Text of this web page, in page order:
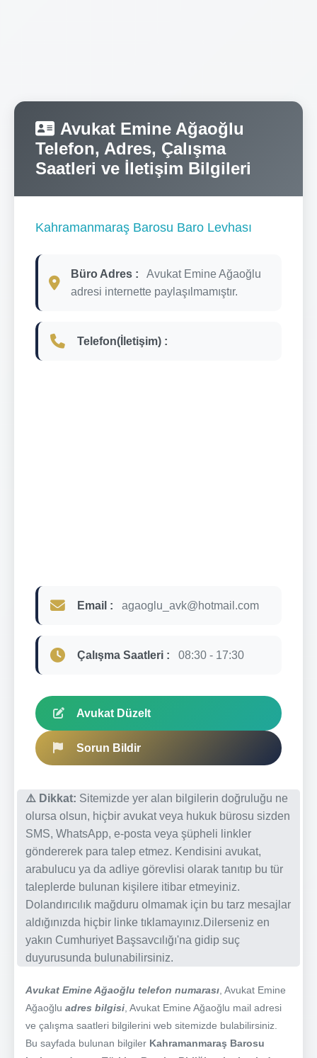
Avukat Emine Ağaoğlu
Telefon, Adres, Çalışma
Saatleri ve İletişim Bilgileri
Kahramanmaraş Barosu Baro Levhası
Büro Adres :
Avukat Emine Ağaoğlu
adresi internette paylaşılmamıştır.
Telefon(İletişim) :
Email : agaoglu_avk@hotmail.com
Çalışma Saatleri : 08:30 - 17:30
Avukat Düzelt
Sorun Bildir
⚠️ Dikkat: Sitemizde yer alan bilgilerin doğruluğu ne
olursa olsun, hiçbir avukat veya hukuk bürosu sizden
SMS, WhatsApp, e-posta veya şüpheli linkler
göndererek para talep etmez. Kendisini avukat,
arabulucu ya da adliye görevlisi olarak tanıtıp bu tür
taleplerde bulunan kişilere itibar etmeyiniz.
Dolandırıcılık mağduru olmamak için bu tarz mesajlar
aldığınızda hiçbir linke tıklamayınız.Dilerseniz en
yakın Cumhuriyet Başsavcılığı'na gidip suç
duyurusunda bulunabilirsiniz.
Avukat Emine Ağaoğlu telefon numarası , Avukat Emine
Ağaoğlu adres bilgisi , Avukat Emine Ağaoğlu mail adresi
ve çalışma saatleri bilgilerini web sitemizde bulabilirsiniz.
Bu sayfada bulunan bilgiler Kahramanmaraş Barosu